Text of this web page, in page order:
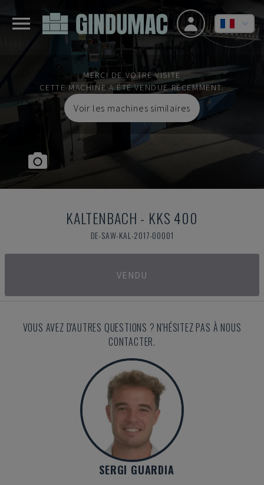
MERCI DE VOTRE VISITE
CETTE MACHINE A ÉTÉ VENDUE RÉCEMMENT.
Voir les machines similaires
KALTENBACH - KKS 400
DE-SAW-KAL-2017-00001
VENDU
VOUS AVEZ D'AUTRES QUESTIONS ? N'HÉSITEZ PAS À NOUS
CONTACTER.
SERGI GUARDIA